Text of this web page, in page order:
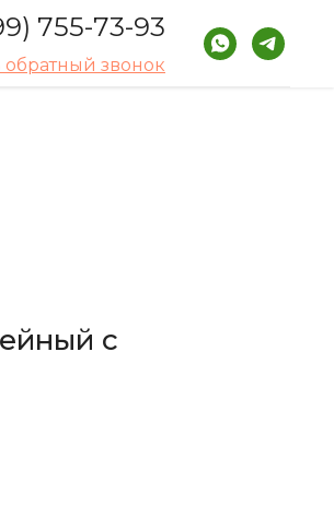
755-73-93
обратный звонок
с